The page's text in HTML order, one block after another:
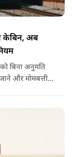
केबिन, अब
और मोमबत्ती